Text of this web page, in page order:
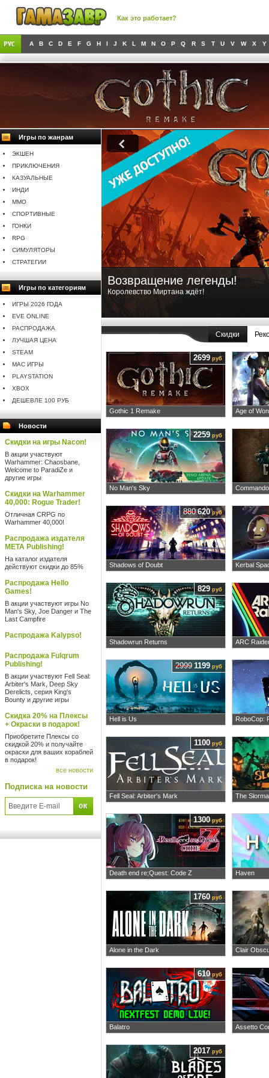
Как это работает?
A B C D E F G H I J K L M N O P Q R S T U V W X Y
Игры по жанрам
ЭКШЕН
ПРИКЛЮЧЕНИЯ
КАЗУАЛЬНЫЕ
ИНДИ
MMO
СПОРТИВНЫЕ
ГОНКИ
RPG
СИМУЛЯТОРЫ
СТРАТЕГИИ
Игры по категориям
ИГРЫ 2026 ГОДА
EVE ONLINE
РАСПРОДАЖА
ЛУЧШАЯ ЦЕНА
STEAM
MAC ИГРЫ
PLAYSTATION
XBOX
ДЕШЕВЛЕ 100 РУБ
Новости
Скидки на игры Nacon!
В акции участвуют
Warhammer: Chaosbane,
Welcome to ParadiZe и
другие игры
Скидки на Warhammer
40,000: Rogue Trader!
Отличная CRPG по
Warhammer 40,000!
Распродажа издателя
META Publishing!
На каталог издателя
действуют скидки до 85%
Распродажа Hello
Games!
В акции участвуют игры No
Man's Sky, Joe Danger и The
Last Campfire
Распродажа Kalypso!
Распродажа Fulqrum
Publishing!
В акции участвуют Fell Seal:
Arbiter's Mark, Deep Sky
Derelicts, серия King's
Bounty и другие игры
Скидка 20% на Плексы
+ Окраски в подарок!
Приобретите Плексы со
скидкой 20% и получайте
окраски для ваших кораблей
в подарок!
все новости
Подписка на новости
Возвращение легенды!
Королевство Миртана ждёт!
Скидки
Gothic 1 Remake
2699 руб
Age of
No Man's Sky
2259 руб
Shadows of Doubt
880 620руб
Kerbal
Shadowrun Returns
829 руб
ARC
Hell is Us
2999 1199 руб
RoboCop:
Fell Seal: Arbiter's Mark
1100 руб
The
Death end re;Quest: Code Z
1300руб
Haven
Alone in the Dark
1760 руб
Clair
Balatro
610руб
Assetto
2017 руб